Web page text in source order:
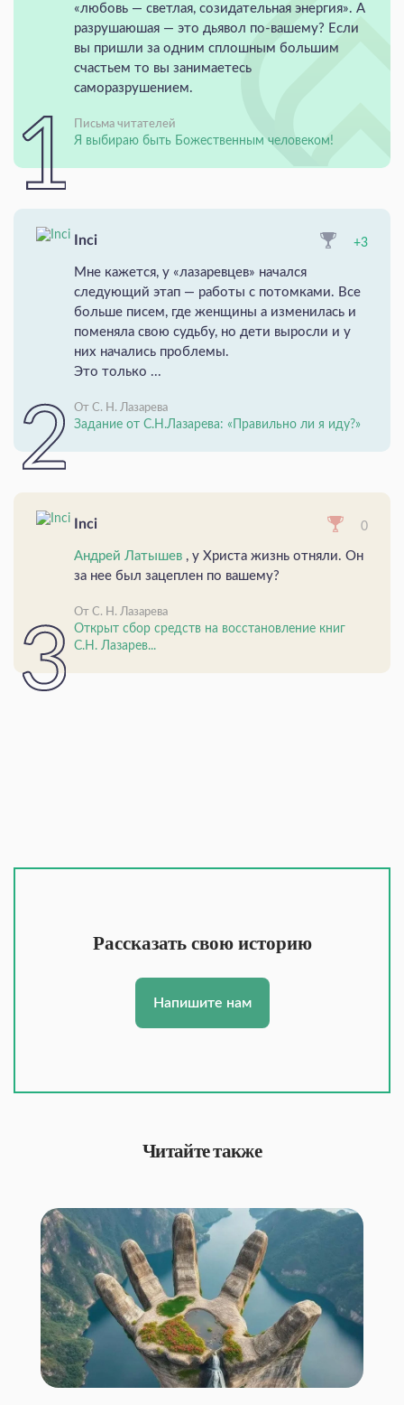
«любовь — светлая, созидательная энергия». А
разрушаюшая — это дьявол по-вашему? Если
вы пришли за одним сплошным большим
счастьем то вы занимаетесь
саморазрушением.
Письма читателей
Я выбираю быть Божественным человеком!
Inci +3
Мне кажется, у «лазаревцев» начался
следующий этап — работы с потомками. Все
больше писем, где женщины а изменилась и
поменяла свою судьбу, но дети выросли и у
них начались проблемы.
Это только ...
От С. Н. Лазарева
Задание от С.Н.Лазарева: «Правильно ли я иду?»
Inci 0
Андрей Латышев , у Христа жизнь отняли. Он
за нее был зацеплен по вашему?
От С. Н. Лазарева
Открыт сбор средств на восстановление книг
С.Н. Лазарев...
Рассказать свою историю
Напишите нам
Читайте также